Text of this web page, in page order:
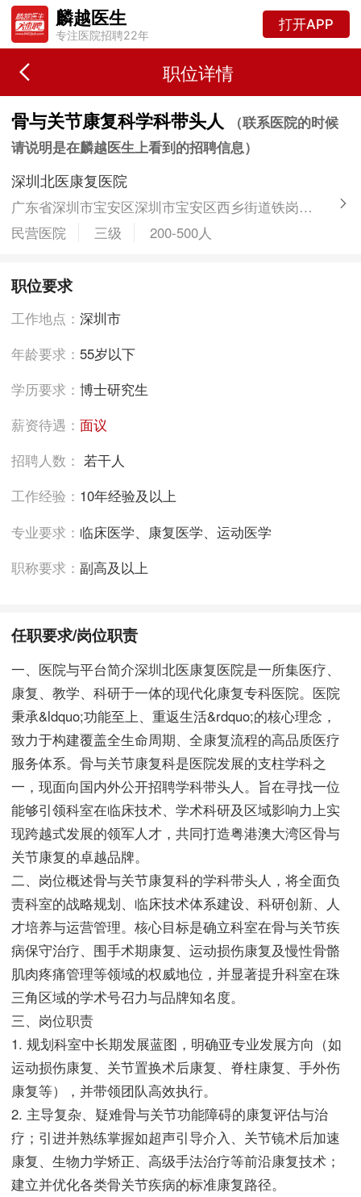
麟越医生
专注医院招聘22年
打开APP
职位详情
​骨与关节康复科学科带头人
（联系医院的时候
请说明是在麟越医生上看到的招聘信息）
深圳北医康复医院
广东省深圳市宝安区深圳市宝安区西乡街道铁岗社区鸿鹏中心A栋
民营医院
三级 200-500人
职位要求
工作地点：深圳市
年龄要求：55岁以下
学历要求：博士研究生
薪资待遇：面议
招聘人数：若干人
工作经验： 10年经验及以上
专业要求： 临床医学、康复医学、运动医学
职称要求：副高及以上
任职要求/岗位职责
一、医院与平台简介深圳北医康复医院是一所集医疗、
康复、教学、科研于一体的现代化康复专科医院。医院
秉承&ldquo;功能至上、重返生活&rdquo;的核心理念，
致力于构建覆盖全生命周期、全康复流程的高品质医疗
服务体系。骨与关节康复科是医院发展的支柱学科之
一，现面向国内外公开招聘学科带头人。旨在寻找一位
能够引领科室在临床技术、学术科研及区域影响力上实
现跨越式发展的领军人才，共同打造粤港澳大湾区骨与
关节康复的卓越品牌。
二、岗位概述骨与关节康复科的学科带头人，将全面负
责科室的战略规划、临床技术体系建设、科研创新、人
才培养与运营管理。核心目标是确立科室在骨与关节疾
病保守治疗、围手术期康复、运动损伤康复及慢性骨骼
肌肉疼痛管理等领域的权威地位，并显著提升科室在珠
三角区域的学术号召力与品牌知名度。
三、岗位职责
1. 规划科室中长期发展蓝图，明确亚专业发展方向（如
运动损伤康复、关节置换术后康复、脊柱康复、手外伤
康复等），并带领团队高效执行。
2. 主导复杂、疑难骨与关节功能障碍的康复评估与治
疗；引进并熟练掌握如超声引导介入、关节镜术后加速
康复、生物力学矫正、高级手法治疗等前沿康复技术；
建立并优化各类骨关节疾病的标准康复路径。